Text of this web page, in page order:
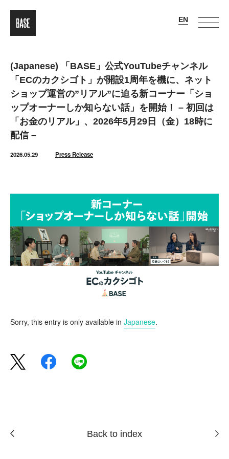
(Japanese) 「BASE」公式YouTubeチャンネル
「ECのカクシゴト」が開設1周年を機に、ネット
ショップ運営の”リアル”に迫る新コーナー「ショ
ップオーナーしか知らない話」を開始！ – 初回は
「お金のリアル」、2026年5月29日（金）18時に
配信 –
2026.05.29 Press Release
Sorry, this entry is only available in Japanese.
Back to index